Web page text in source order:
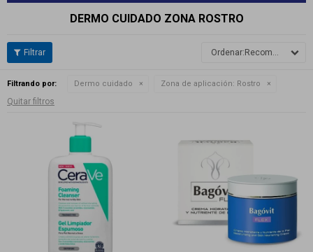
DERMO CUIDADO ZONA ROSTRO
Recomendados
Filtrando por: Dermo cuidado Zona de aplicación: Rostro
Quitar filtros